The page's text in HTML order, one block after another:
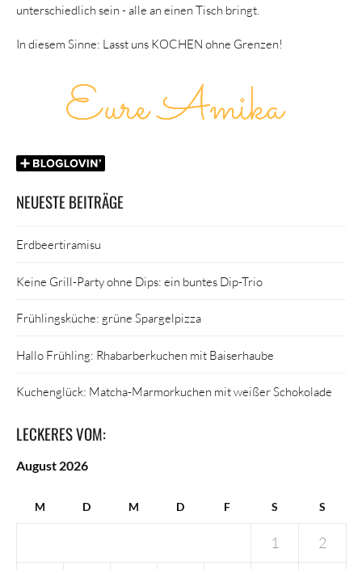
unterschiedlich sein - alle an einen Tisch bringt.
In diesem Sinne: Lasst uns KOCHEN ohne Grenzen!
NEUESTE BEITRÄGE
Erdbeertiramisu
Keine Grill-Party ohne Dips: ein buntes Dip-Trio
Frühlingsküche: grüne Spargelpizza
Hallo Frühling: Rhabarberkuchen mit Baiserhaube
Kuchenglück: Matcha-Marmorkuchen mit weißer Schokolade
LECKERES VOM:
August 2026
M D M D F S S
1 2